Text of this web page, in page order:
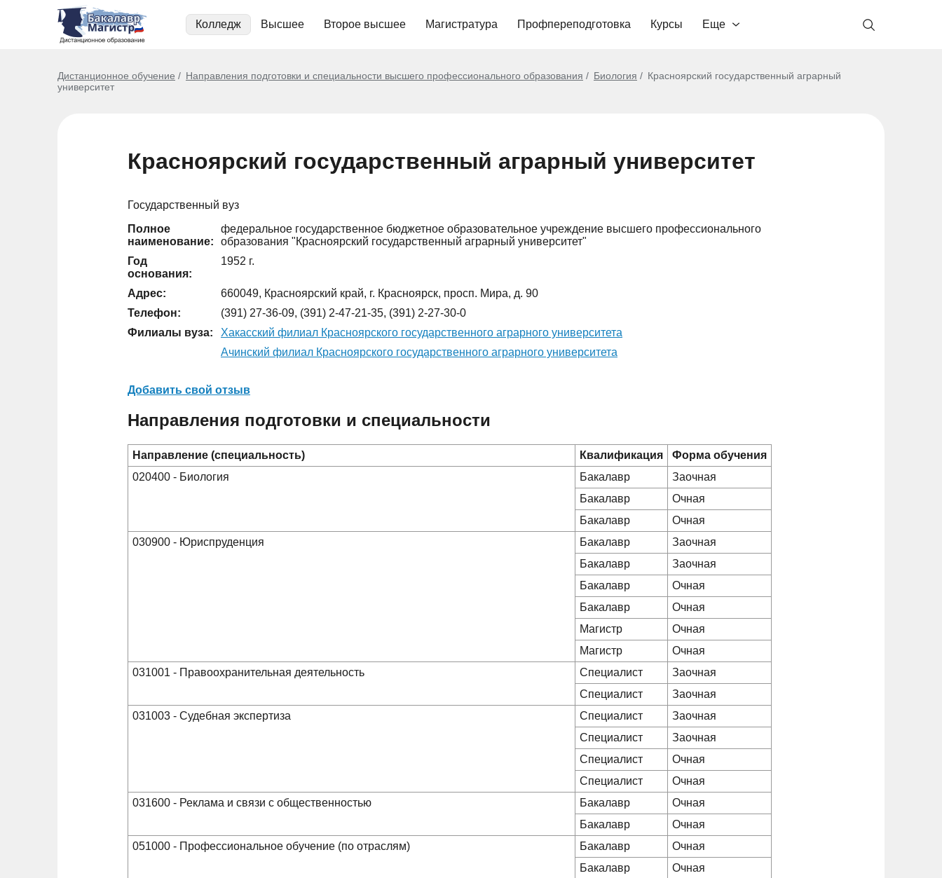
Колледж Высшее Второе высшее Магистратура Профпереподготовка Курсы Еще
Дистанционное обучение Направления подготовки и специальности высшего профессионального образования Биология
Красноярский государственный аграрный
университет
Красноярский государственный аграрный университет
Государственный вуз
Полное
наименование:
федеральное государственное бюджетное образовательное учреждение высшего профессионального
образования "Красноярский государственный аграрный университет"
Год
основания:
1952 г.
Адрес:
660049, Красноярский край, г. Красноярск, просп. Мира, д. 90
Телефон:
(391) 27-36-09, (391) 2-47-21-35, (391) 2-27-30-0
Филиалы вуза:
Хакасский филиал Красноярского государственного аграрного университета
Ачинский филиал Красноярского государственного аграрного университета
Добавить свой отзыв
Направления подготовки и специальности
Направление (специальность) Квалификация
Форма обучения
020400 - Биология
Бакалавр
Заочная
Бакалавр
Очная
Бакалавр
Очная
030900 - Юриспруденция
Бакалавр
Заочная
Бакалавр
Заочная
Бакалавр
Очная
Бакалавр
Очная
Магистр
Очная
Магистр
Очная
031001 - Правоохранительная деятельность
Специалист
Заочная
Специалист
Заочная
031003 - Судебная экспертиза
Специалист
Заочная
Специалист
Заочная
Специалист
Очная
Специалист
Очная
031600 - Реклама и связи с общественностью
Бакалавр
Очная
Бакалавр
Очная
051000 - Профессиональное обучение (по отраслям)
Бакалавр
Очная
Бакалавр
Очная